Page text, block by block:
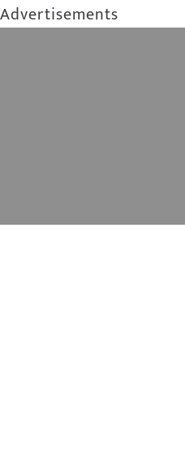
Advertisements